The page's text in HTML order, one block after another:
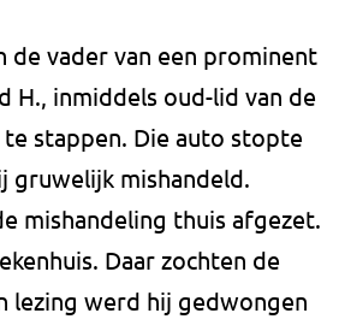
de vader van een prominent
H., inmiddels oud-lid van de
stappen. Die auto stopte
gruwelijk mishandeld.
mishandeling thuis afgezet.
Daar zochten de
lezing werd hij gedwongen